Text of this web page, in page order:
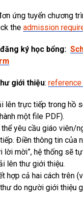
ứng tuyển chương
the admission
ký học bổng:
giới thiệu:
lên trực tiếp trong hồ
một file PDF).
thể yêu cầu giáo viên/
Điền thông tin của
lời mời”, hệ thống sẽ
lên thư giới thiệu.
hợp cả hai cách trên
do người giới thiệu